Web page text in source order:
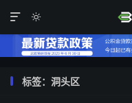


标签：洞头区